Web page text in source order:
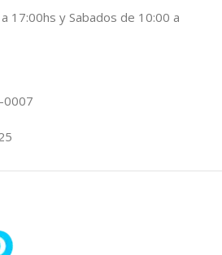
17:00hs y Sabados de 10:00 a
0007